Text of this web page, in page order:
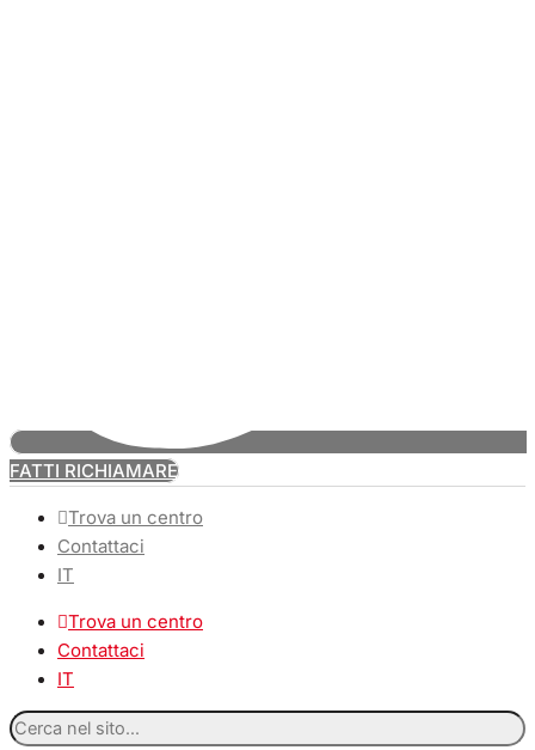
FATTI RICHIAMARE
Trova un centro
Contattaci
IT
Trova un centro
Contattaci
IT
Cerca